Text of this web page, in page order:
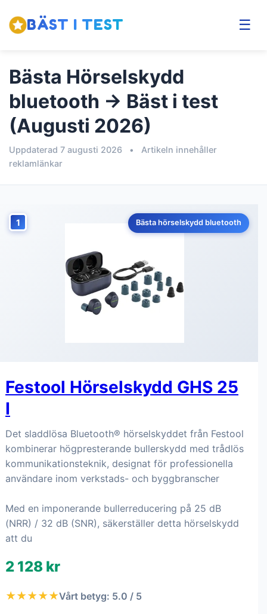
BÄST I TEST ☰
Bästa Hörselskydd
bluetooth → Bäst i test
(Augusti 2026)
Uppdaterad 7 augusti 2026 •
Artikeln innehåller
reklamlänkar
1 Bästa hörselskydd bluetooth
Festool Hörselskydd GHS 25
I
Det sladdlösa Bluetooth® hörselskyddet från Festool
kombinerar högpresterande bullerskydd med trådlös
kommunikationsteknik, designat för professionella
användare inom verkstads- och byggbranscher
Med en imponerande bullerreducering på 25 dB
(NRR) / 32 dB (SNR), säkerställer detta hörselskydd
att du
2 128 kr
★★★★★Vårt betyg: 5.0 / 5